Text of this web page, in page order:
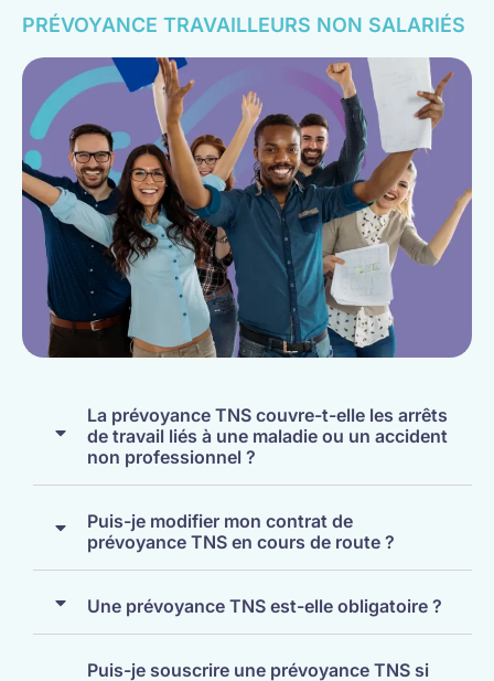
PRÉVOYANCE TRAVAILLEURS NON SALARIÉS
La prévoyance TNS couvre-t-elle les arrêts
de travail liés à une maladie ou un accident
non professionnel ?
Puis-je modifier mon contrat de
prévoyance TNS en cours de route ?
Une prévoyance TNS est-elle obligatoire ?
Puis-je souscrire une prévoyance TNS si